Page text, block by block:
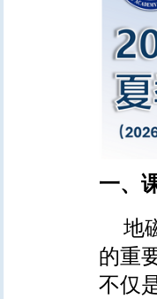
一、
地
的重
不仅